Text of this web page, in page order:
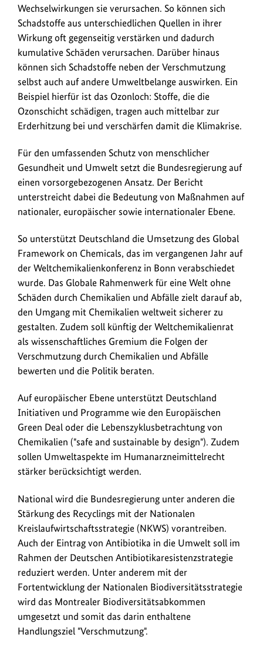
Wechselwirkungen sie verursachen. So können sich
Schadstoffe aus unterschiedlichen Quellen in ihrer
Wirkung oft gegenseitig verstärken und dadurch
kumulative Schäden verursachen. Darüber hinaus
können sich Schadstoffe neben der Verschmutzung
selbst auch auf andere Umweltbelange auswirken. Ein
Beispiel hierfür ist das Ozonloch: Stoffe, die die
Ozonschicht schädigen, tragen auch mittelbar zur
Erderhitzung bei und verschärfen damit die Klimakrise.
Für den umfassenden Schutz von menschlicher
Gesundheit und Umwelt setzt die Bundesregierung auf
einen vorsorgebezogenen Ansatz. Der Bericht
unterstreicht dabei die Bedeutung von Maßnahmen auf
nationaler, europäischer sowie internationaler Ebene.
So unterstützt Deutschland die Umsetzung des Global
Framework on Chemicals, das im vergangenen Jahr auf
der Weltchemikalienkonferenz in Bonn verabschiedet
wurde. Das Globale Rahmenwerk für eine Welt ohne
Schäden durch Chemikalien und Abfälle zielt darauf ab,
den Umgang mit Chemikalien weltweit sicherer zu
gestalten. Zudem soll künftig der Weltchemikalienrat
als wissenschaftliches Gremium die Folgen der
Verschmutzung durch Chemikalien und Abfälle
bewerten und die Politik beraten.
Auf europäischer Ebene unterstützt Deutschland
Initiativen und Programme wie den Europäischen
Green Deal oder die Lebenszyklusbetrachtung von
Chemikalien ("safe and sustainable by design"). Zudem
sollen Umweltaspekte im Humanarzneimittelrecht
stärker berücksichtigt werden.
National wird die Bundesregierung unter anderen die
Stärkung des Recyclings mit der Nationalen
Kreislaufwirtschaftsstrategie (NKWS) vorantreiben.
Auch der Eintrag von Antibiotika in die Umwelt soll im
Rahmen der Deutschen Antibiotikaresistenzstrategie
reduziert werden. Unter anderem mit der
Fortentwicklung der Nationalen Biodiversitätsstrategie
wird das Montrealer Biodiversitätsabkommen
umgesetzt und somit das darin enthaltene
Handlungsziel "Verschmutzung".